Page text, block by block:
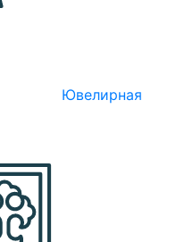
Ювелирная